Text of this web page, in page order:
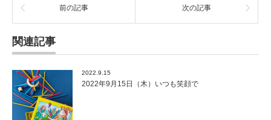
前の記事 次の記事
関連記事
2022.9.15
2022年9月15日（木）いつも笑顔で